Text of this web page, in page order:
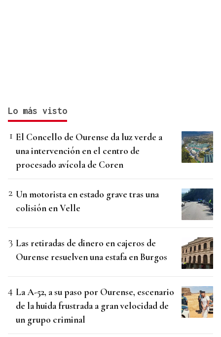
Lo más visto
El Concello de Ourense da luz verde a
una intervención en el centro de
procesado avícola de Coren
Un motorista en estado grave tras una
colisión en Velle
Las retiradas de dinero en cajeros de
Ourense resuelven una estafa en Burgos
La A-52, a su paso por Ourense, escenario
de la huida frustrada a gran velocidad de
un grupo criminal